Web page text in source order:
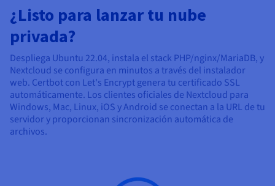
¿Listo para lanzar tu nube
privada?
Despliega Ubuntu 22.04, instala el stack PHP/nginx/MariaDB, y
Nextcloud se configura en minutos a través del instalador
web. Certbot con Let's Encrypt genera tu certificado SSL
automáticamente. Los clientes oficiales de Nextcloud para
Windows, Mac, Linux, iOS y Android se conectan a la URL de tu
servidor y proporcionan sincronización automática de
archivos.